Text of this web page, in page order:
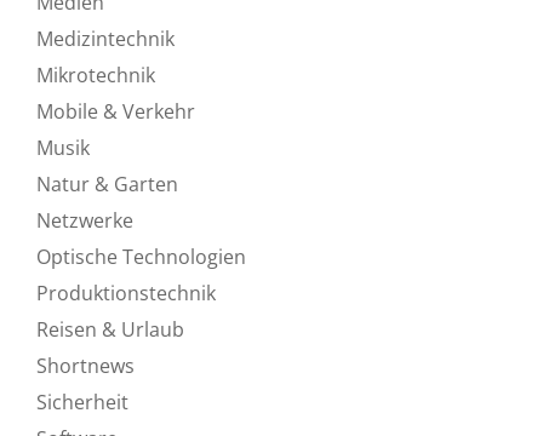
Medizintechnik
Mikrotechnik
Mobile & Verkehr
Musik
Natur & Garten
Netzwerke
Optische Technologien
Produktionstechnik
Reisen & Urlaub
Shortnews
Sicherheit